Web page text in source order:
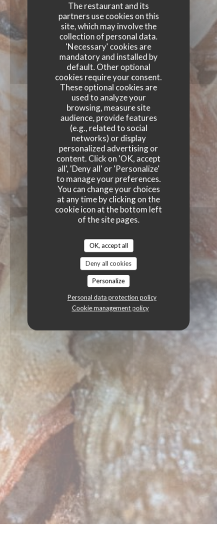
The restaurant and its
partners use cookies on this
site, which may involve the
collection of personal data.
'Necessary' cookies are
mandatory and installed by
default. Other optional
cookies require your consent.
These optional cookies are
used to analyze your
browsing, measure site
audience, provide features
(e.g., related to social
networks) or display
personalized advertising or
content. Click on 'OK, accept
all', 'Deny all' or 'Personalize'
to manage your preferences.
You can change your choices
at any time by clicking on the
cookie icon at the bottom left
of the site pages.
OK, accept all
Deny all cookies
Personalize
Personal data protection policy
Cookie management policy